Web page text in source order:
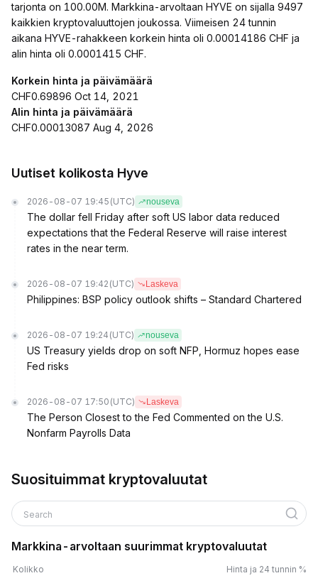
tarjonta on 100.00M. Markkina-arvoltaan HYVE on sijalla 9497
kaikkien kryptovaluuttojen joukossa. Viimeisen 24 tunnin
aikana HYVE-rahakkeen korkein hinta oli 0.00014186 CHF ja
alin hinta oli 0.0001415 CHF.
Korkein hinta ja päivämäärä
CHF0.69896 Oct 14, 2021
Alin hinta ja päivämäärä
CHF0.00013087 Aug 4, 2026
Uutiset kolikosta Hyve
2026-08-07 19:45 (UTC) nouseva
The dollar fell Friday after soft US labor data reduced
expectations that the Federal Reserve will raise interest
rates in the near term.
2026-08-07 19:42 (UTC) Laskeva
Philippines: BSP policy outlook shifts – Standard Chartered
2026-08-07 19:24 (UTC) nouseva
US Treasury yields drop on soft NFP, Hormuz hopes ease
Fed risks
2026-08-07 17:50 (UTC) Laskeva
The Person Closest to the Fed Commented on the U.S.
Nonfarm Payrolls Data
Suosituimmat kryptovaluutat
Search
Markkina-arvoltaan suurimmat kryptovaluutat
Kolikko Hinta ja 24 tunnin %